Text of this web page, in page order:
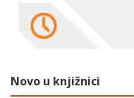
Novo u knjižnici